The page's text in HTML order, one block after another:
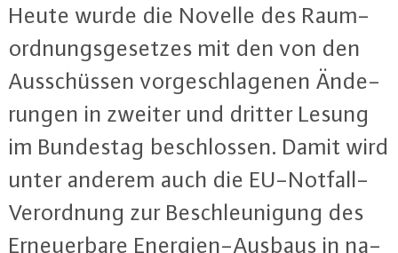
Heute wurde die Novelle des Raum­
ord­nungs­ge­set­zes mit den von den
Aus­schüs­sen vor­ge­schla­ge­nen Än­de­
run­gen in zweiter und dritter Lesung
im Bundestag be­schlos­sen. Damit wird
unter anderem auch die EU-Not­fall-
Ver­ord­nung zur Be­schleu­ni­gung des
Er­neu­er­ba­re En­er­gi­en-Aus­baus in na­